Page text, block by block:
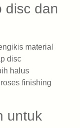
disc dan
material
disc
halus
finishing
untuk